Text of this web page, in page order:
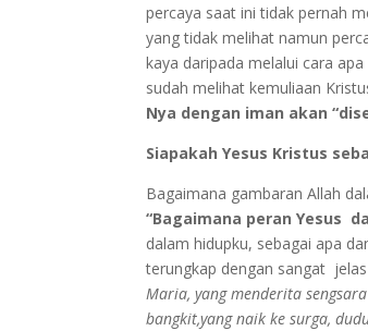
percaya saat ini tidak pernah
yang tidak melihat namun
kaya daripada melalui cara
sudah melihat kemuliaan
Nya dengan iman akan
Siapakah Yesus Kristus
Bagaimana gambaran Allah
“Bagaimana peran Yesus
dalam hidupku, sebagai apa
terungkap dengan sangat
Maria, yang menderita
bangkit,yang naik ke surga,